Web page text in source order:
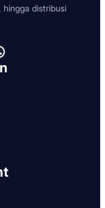
hingga distribusi